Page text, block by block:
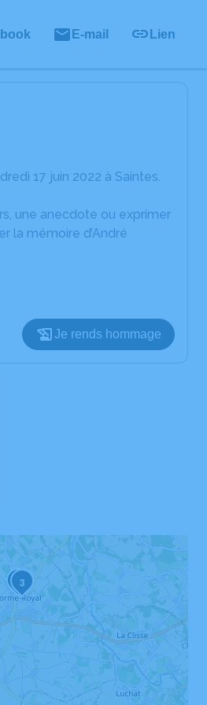
E-mail Lien
17 juin 2022 à Saintes.
une anecdote ou exprimer
la mémoire d’André
Je rends hommage
23